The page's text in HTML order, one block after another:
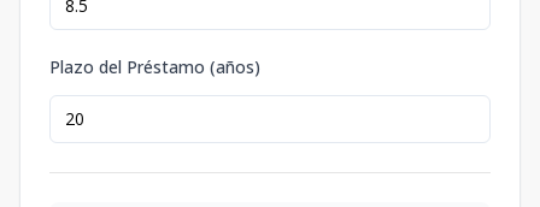
Plazo del Préstamo (años)